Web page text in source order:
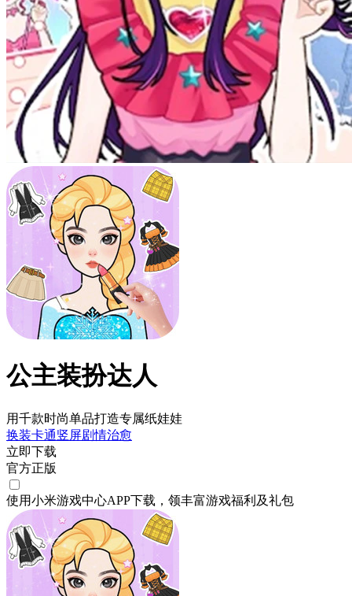
公主装扮达人
用千款时尚单品打造专属纸娃娃
换装卡通竖屏剧情治愈
立即下载
官方正版
使用小米游戏中心APP下载 ，领丰富游戏福利 及礼包